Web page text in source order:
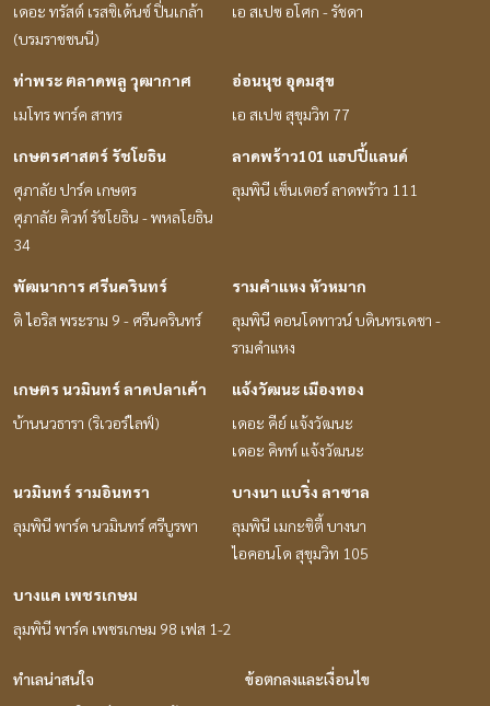
เดอะ ทรัสต์ เรสซิเด้นซ์ ปิ่นเกล้า
(บรมราชชนนี)
เอ สเปซ อโศก - รัชดา
ท่าพระ ตลาดพลู วุฒากาศ
เมโทร พาร์ค สาทร
อ่อนนุช อุดมสุข
เอ สเปซ สุขุมวิท 77
เกษตรศาสตร์ รัชโยธิน
ศุภาลัย ปาร์ค เกษตร
ศุภาลัย คิวท์ รัชโยธิน - พหลโยธิน
34
ลาดพร้าว101 แฮปปี้แลนด์
ลุมพินี เซ็นเตอร์ ลาดพร้าว 111
พัฒนาการ ศรีนครินทร์
ดิ ไอริส พระราม 9 - ศรีนครินทร์
รามคำแหง หัวหมาก
ลุมพินี คอนโดทาวน์ บดินทรเดชา -
รามคำแหง
เกษตร นวมินทร์ ลาดปลาเค้า
บ้านนวธารา (ริเวอร์ไลฟ์)
แจ้งวัฒนะ เมืองทอง
เดอะ คีย์ แจ้งวัฒนะ
เดอะ คิทท์ แจ้งวัฒนะ
นวมินทร์ รามอินทรา
ลุมพินี พาร์ค นวมินทร์ ศรีบูรพา
บางนา แบริ่ง ลาซาล
ลุมพินี เมกะซิตี้ บางนา
ไอคอนโด สุขุมวิท 105
บางแค เพชรเกษม
ลุมพินี พาร์ค เพชรเกษม 98 เฟส 1-2
ทำเลน่าสนใจ
ข้อตกลงและเงื่อนไข